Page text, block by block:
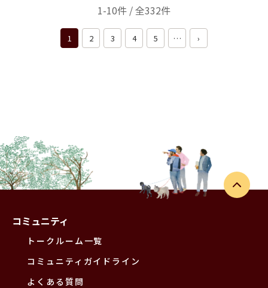
1-10件 / 全332件
1 2 3 4 5 … ›
コミュニティ
トークルーム一覧
コミュニティガイドライン
よくある質問